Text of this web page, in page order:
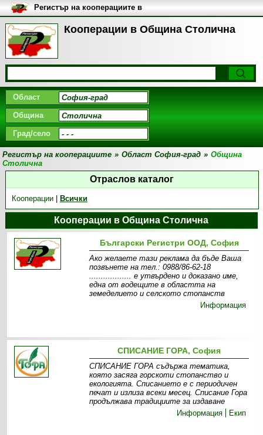
Кооперации в Община Столична
Регистър на кооперациите в
България
Област
Община
Град/село
Регистър на кооперациите » Област София-град » Община
Столична
Отраслов каталог
Кооперации| Всички
Кооперации в Община Столична
Български Регистри ООД, София
Ако желаете тази реклама да бъде Ваша
позвънете на тел.: 0988/86-62-18
.................. e утвърдено и доказано име,
една от водещите в областта на
земеделието и селското стопанств
Информация
СПИСАНИЕ ГОРА, София
СПИСАНИЕ ГОРА съдържа тематика,
която засяга горскоти стопанство и
екологията. Списанието е с периодичен
печат и излиза всеки месец. Списание Гора
продължава традициите за издаване
Информация
Екип